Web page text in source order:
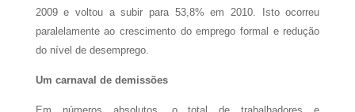
2009 e voltou a subir para 53,8% em 2010. Isto ocorreu
paralelamente ao crescimento do emprego formal e redução
do nível de desemprego.
Um carnaval de demissões